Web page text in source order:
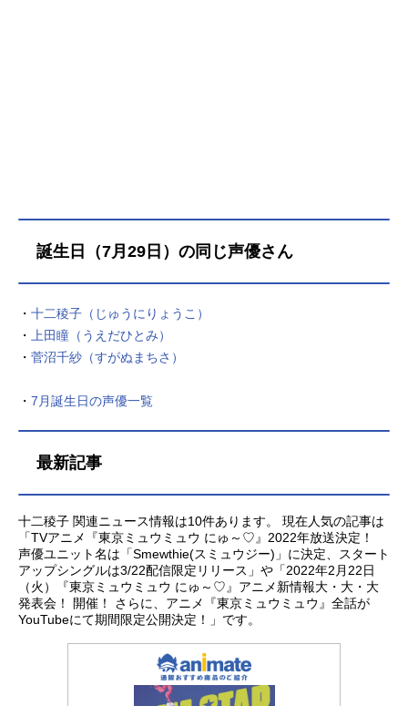
は……「地球の未来にご奉仕するに
ゅ～♡放送形態TVアニメスケジュー
話キャスト桃宮いちご：天麻ゆうき
藍沢みんと：日向未来碧川れたす：
十二稜子黄歩鈴：戸田梨杏藤原ざく
ッフ監督：名取孝浩キャラクターデ
ザイン：石野聡シリーズ構成：山田
由香音響...
誕生日（7月29日）の同じ声優さん
・ 十二稜子（じゅうにりょうこ）
・
上田瞳（うえだひとみ）
・ 菅沼千紗（すがぬまちさ）
・ 7月誕生日の声優一覧
最新記事
十二稜子 関連ニュース情報は10件あります。 現在人気の記事は
「TVアニメ『東京ミュウミュウ にゅ～♡』2022年放送決定！
声優ユニット名は「Smewthie(スミュウジー)」に決定、スタート
アップシングルは3/22配信限定リリース」や「2022年2月22日
（火）『東京ミュウミュウ にゅ～♡』アニメ新情報大・大・大
発表会！ 開催！ さらに、アニメ『東京ミュウミュウ』全話が
YouTubeにて期間限定公開決定！」です。